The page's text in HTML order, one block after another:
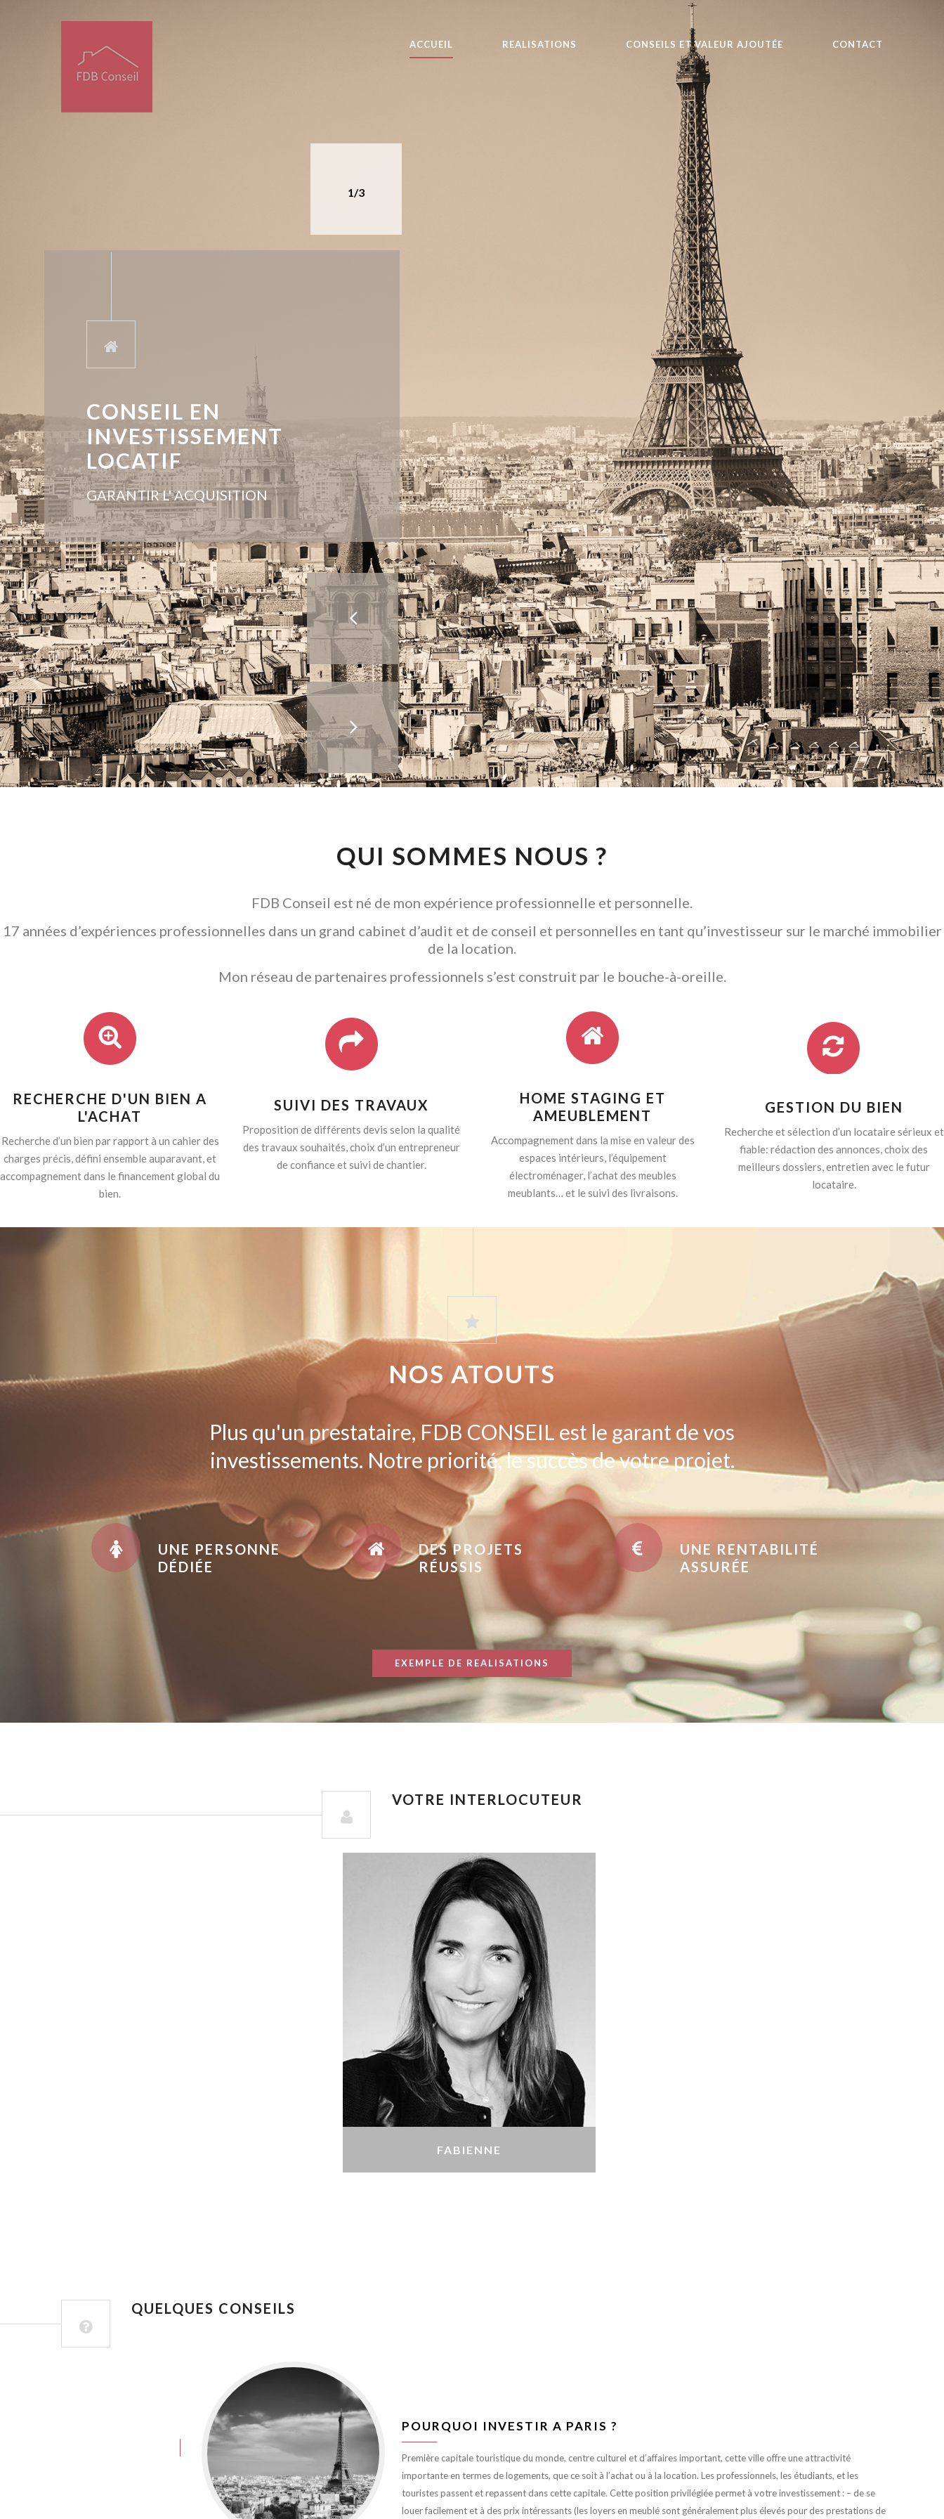
ACCUEIL REALISATIONS CONSEILS ET VALEUR AJOUTÉE CONTACT
CONSEIL EN
INVESTISSEMENT
LOCATIF
GARANTIR L' ACQUISITION
1/3
QUI SOMMES NOUS ?
FDB Conseil est né de mon expérience professionnelle et personnelle.
17 années d’expériences professionnelles dans un grand cabinet d’audit et de conseil et personnelles en tant qu’investisseur sur le marché immobilier
de la location.
Mon réseau de partenaires professionnels s’est construit par le bouche-à-oreille.
RECHERCHE D'UN BIEN A
L'ACHAT
Recherche d’un bien par rapport à un cahier des
charges précis, défini ensemble auparavant, et
accompagnement dans le financement global du
bien.
SUIVI DES TRAVAUX
Proposition de différents devis selon la qualité
des travaux souhaités, choix d’un entrepreneur
de confiance et suivi de chantier.
HOME STAGING ET
AMEUBLEMENT
Accompagnement dans la mise en valeur des
espaces intérieurs, l’équipement
électroménager, l’achat des meubles
meublants… et le suivi des livraisons.
GESTION DU BIEN
Recherche et sélection d’un locataire sérieux et
fiable: rédaction des annonces, choix des
meilleurs dossiers, entretien avec le futur
locataire.
NOS ATOUTS
Plus qu'un prestataire, FDB CONSEIL est le garant de vos
investissements. Notre priorité, le succès de votre projet.
UNE PERSONNE
DÉDIÉE
DES PROJETS
RÉUSSIS
UNE RENTABILITÉ
ASSURÉE
EXEMPLE DE REALISATIONS
VOTRE INTERLOCUTEUR
FABIENNE
QUELQUES CONSEILS
POURQUOI INVESTIR A PARIS ?
Première capitale touristique du monde, centre culturel et d’affaires important, cette ville offre une attractivité
importante en termes de logements, que ce soit à l’achat ou à la location. Les professionnels, les étudiants, et les
touristes passent et repassent dans cette capitale. Cette position privilégiée permet à votre investissement : – de se
louer facilement et à des prix intéressants (les loyers en meublé sont généralement plus élevés pour des prestations de